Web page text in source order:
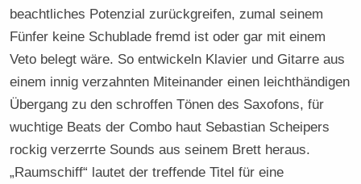
beachtliches Potenzial zurückgreifen, zumal seinem
Fünfer keine Schublade fremd ist oder gar mit einem
Veto belegt wäre. So entwickeln Klavier und Gitarre aus
einem innig verzahnten Miteinander einen leichthändigen
Übergang zu den schroffen Tönen des Saxofons, für
wuchtige Beats der Combo haut Sebastian Scheipers
rockig verzerrte Sounds aus seinem Brett heraus.
„Raumschiff“ lautet der treffende Titel für eine